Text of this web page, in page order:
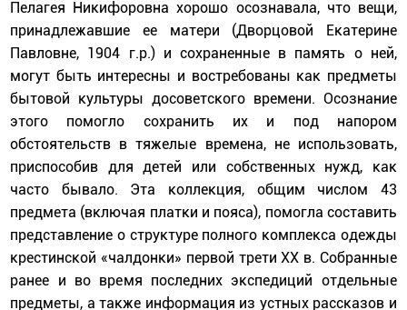
Пелагея Никифоровна хорошо осознавала, что вещи,
принадлежавшие ее матери (Дворцовой Екатерине
Павловне, 1904 г.р.) и сохраненные в память о ней,
могут быть интересны и востребованы как предметы
бытовой культуры досоветского времени. Осознание
этого помогло сохранить их и под напором
обстоятельств в тяжелые времена, не использовать,
приспособив для детей или собственных нужд, как
часто бывало. Эта коллекция, общим числом 43
предмета (включая платки и пояса), помогла составить
представление о структуре полного комплекса одежды
крестинской «чалдонки» первой трети ХХ в. Собранные
ранее и во время последних экспедиций отдельные
предметы, а также информация из устных рассказов и